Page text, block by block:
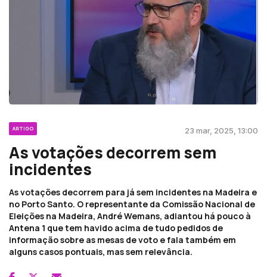
ARTIGO 23 mar, 2025, 13:00
As votações decorrem sem
incidentes
As votações decorrem para já sem incidentes na Madeira e
no Porto Santo. O representante da Comissão Nacional de
Eleições na Madeira, André Wemans, adiantou há pouco à
Antena 1 que tem havido acima de tudo pedidos de
informação sobre as mesas de voto e fala também em
alguns casos pontuais, mas sem relevância.